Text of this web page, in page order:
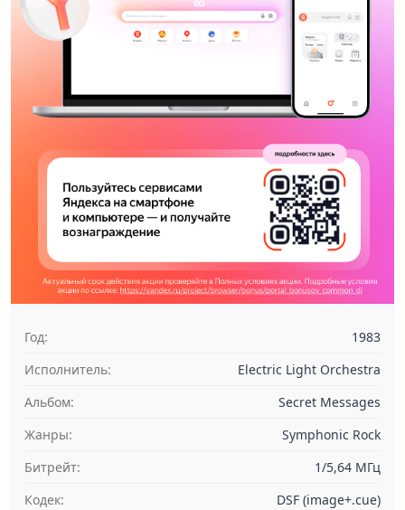
Год:
1983
Исполнитель:
Electric Light Orchestra
Альбом:
Secret Messages
Жанры:
Symphonic Rock
Битрейт:
1/5,64 МГц
Кодек:
DSF (image+.cue)